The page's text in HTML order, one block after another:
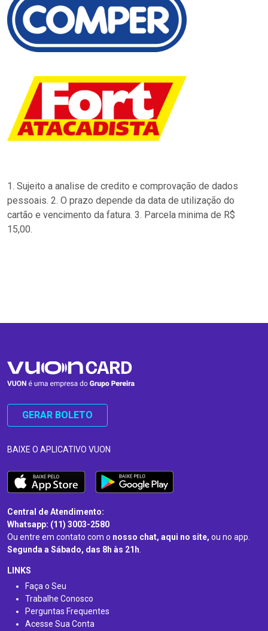
1. Sujeito a analise de credito e comprovação de dados
pessoais. 2. O prazo depende da data de utilização do
cartão e vencimento da fatura. 3. Parcela minima de R$
15,00.
GERAR BOLETO
BAIXE O APLICATIVO VUON
Central de Atendimento:
Whatsapp: (11) 3003-2580
Ou entre em contato com o nosso chat, aqui no site, ou no app.
Segunda a Sábado, das 8h às 21h.
LINKS
Faça o Seu
Trabalhe Conosco
Perguntas Frequentes
Acesse Sua Conta